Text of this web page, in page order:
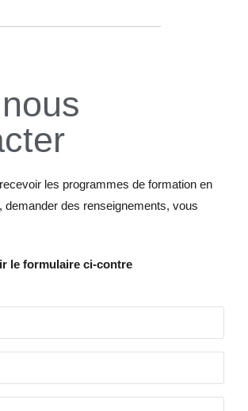
les programmes de formation en
demander des renseignements, vous
le formulaire ci-contre